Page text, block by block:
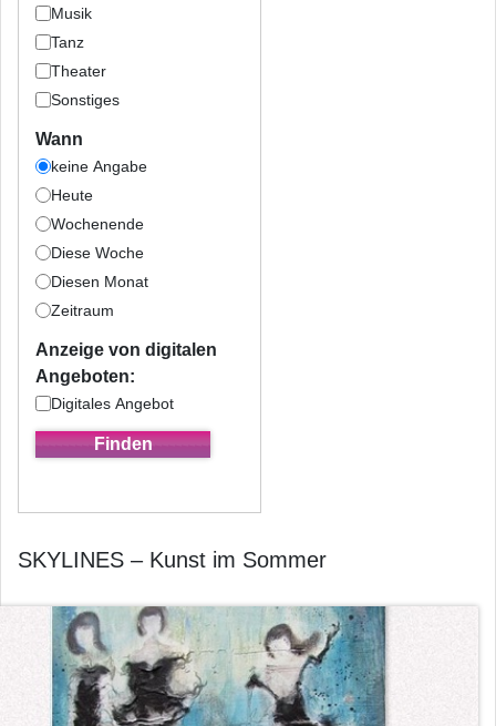
Musik
Tanz
Theater
Sonstiges
Wann
keine Angabe
Heute
Wochenende
Diese Woche
Diesen Monat
Zeitraum
Anzeige von digitalen
Angeboten:
Digitales Angebot
SKYLINES – Kunst im Sommer